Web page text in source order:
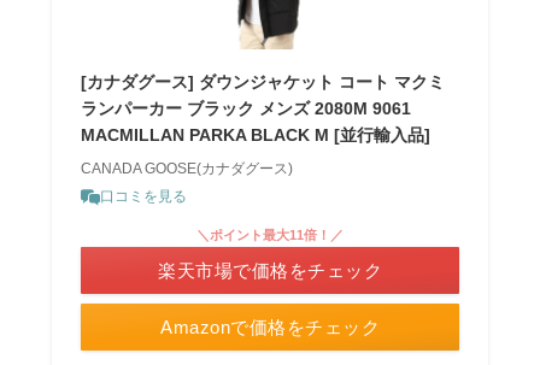
[カナダグース] ダウンジャケット コート マクミ
ランパーカー ブラック メンズ 2080M 9061
MACMILLAN PARKA BLACK M [並行輸入品]
CANADA GOOSE(カナダグース)
口コミを見る
Amazonで価格をチェック
＼ポイント最大11倍！／
楽天市場で価格をチェック